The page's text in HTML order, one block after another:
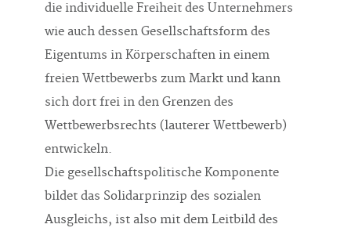
die individuelle Freiheit des Unternehmers
wie auch dessen Gesellschaftsform des
Eigentums in Körperschaften in einem
freien Wettbewerbs zum Markt und kann
sich dort frei in den Grenzen des
Wettbewerbsrechts (lauterer Wettbewerb)
entwickeln.
Die gesellschaftspolitische Komponente
bildet das Solidarprinzip des sozialen
Ausgleichs, ist also mit dem Leitbild des